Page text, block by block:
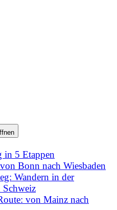
in 5 Etappen
Bonn nach Wiesbaden
Wandern in der
Schweiz
von Mainz nach